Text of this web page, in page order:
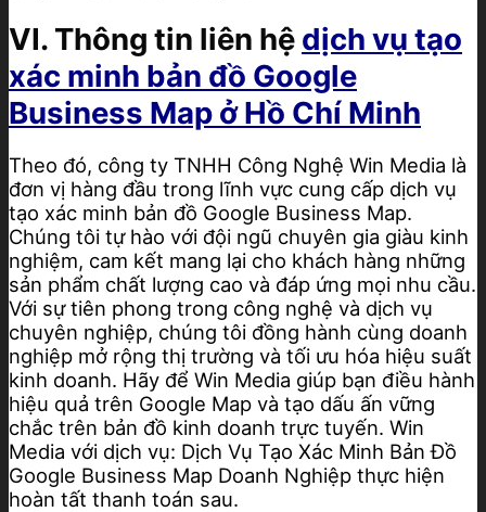
VI. Thông tin liên hệ dịch vụ tạo
xác minh bản đồ Google
Business Map ở Hồ Chí Minh
Theo đó, công ty TNHH Công Nghệ Win Media là
đơn vị hàng đầu trong lĩnh vực cung cấp dịch vụ
tạo xác minh bản đồ Google Business Map.
Chúng tôi tự hào với đội ngũ chuyên gia giàu kinh
nghiệm, cam kết mang lại cho khách hàng những
sản phẩm chất lượng cao và đáp ứng mọi nhu cầu.
Với sự tiên phong trong công nghệ và dịch vụ
chuyên nghiệp, chúng tôi đồng hành cùng doanh
nghiệp mở rộng thị trường và tối ưu hóa hiệu suất
kinh doanh. Hãy để Win Media giúp bạn điều hành
hiệu quả trên Google Map và tạo dấu ấn vững
chắc trên bản đồ kinh doanh trực tuyến. Win
Media với dịch vụ: Dịch Vụ Tạo Xác Minh Bản Đồ
Google Business Map Doanh Nghiệp thực hiện
hoàn tất thanh toán sau.